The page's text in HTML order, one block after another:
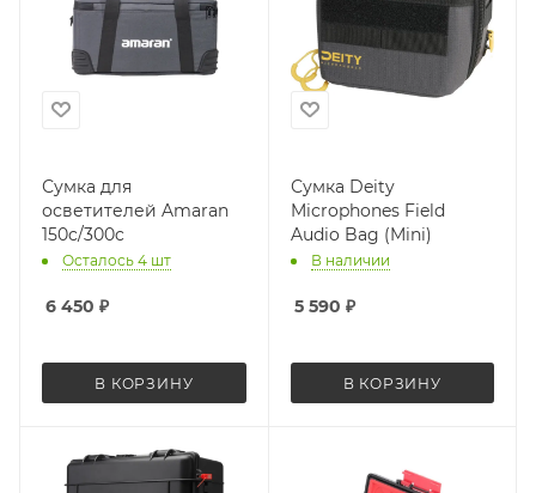
Сумка для
осветителей Amaran
150c/300c
Осталось 4 шт
6 450 ₽
В КОРЗИНУ
Сумка Deity
Microphones Field
Audio Bag (Mini)
В наличии
5 590 ₽
В КОРЗИНУ